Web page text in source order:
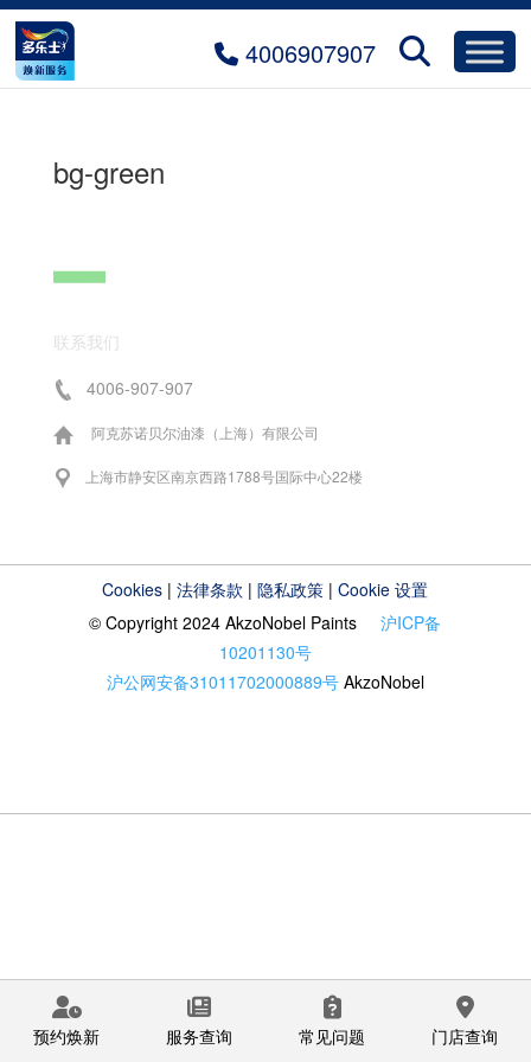
4006907907
bg-green
联系我们
4006-907-907
阿克苏诺贝尔油漆（上海）有限公司
上海市静安区南京西路1788号国际中心22楼
Cookies |法律条款 |隐私政策 |Cookie 设置
© Copyright 2024 AkzoNobel Paints沪ICP备
10201130号
沪公网安备31011702000889号 AkzoNobel
预约焕新 服务查询 常见问题 门店查询